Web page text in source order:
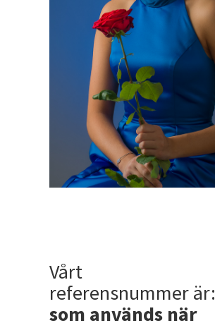
Vårt
referensnummer är:
som används när